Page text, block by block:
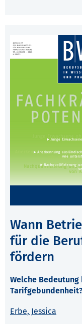
Wann
für die
fördern
Welche
Erbe, Jessica